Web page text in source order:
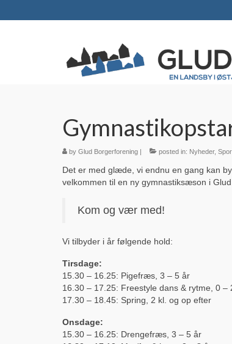
by Glud Borgerforening | posted in: Nyheder,
Det er med glæde, vi endnu en gang kan
velkommen til en ny gymnastiksæson i Glud
Kom og vær med!
Vi tilbyder i år følgende hold:
Tirsdage:
15.30 – 16.25: Pigefræs, 3 – 5 år
16.30 – 17.25: Freestyle dans & rytme, 0 –
17.30 – 18.45: Spring, 2 kl. og op efter
Onsdage:
15.30 – 16.25: Drengefræs, 3 – 5 år